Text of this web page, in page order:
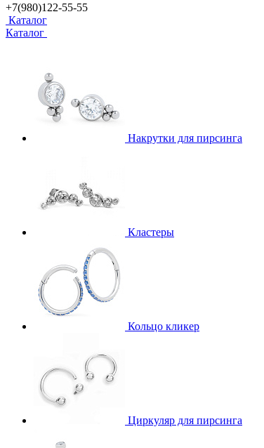
+7(980)122-55-55
Каталог
Каталог
Накрутки для пирсинга
Кластеры
Кольцо кликер
Циркуляр для пирсинга